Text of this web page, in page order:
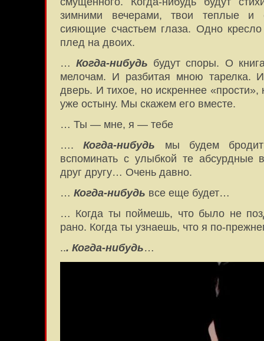
зимними вечерами, твои теплые и
сияющие счастьем глаза. Одно
плед на двоих.
…Когда-нибудь будут споры. О
мелочам. И разбитая мною тарелка.
дверь. И тихое, но искреннее
уже остыну. Мы скажем его вместе.
… Ты — мне, я — тебе
….Когда-нибудь мы будем
вспоминать с улыбкой те абсурдные
друг другу… Очень давно.
… Когда-нибудь все еще будет…
… Когда ты поймешь, что было не
рано. Когда ты узнаешь, что я по-
... Когда-нибудь…